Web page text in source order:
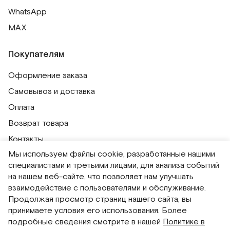
WhatsApp
MAX
Покупателям
Оформление заказа
Самовывоз и доставка
Оплата
Возврат товара
Контакты
Публичная оферта
Политика обработки персональных данных
Политика использования сессионных файлов
Согласие на получение рассылок
Согласие на обработку персональных данных
Мы используем файлы cookie, разработанные нашими
специалистами и третьими лицами, для анализа событий
на нашем веб-сайте, что позволяет нам улучшать
взаимодействие с пользователями и обслуживание.
Продолжая просмотр страниц нашего сайта, вы
принимаете условия его использования. Более
подробные сведения смотрите в нашей Политике в